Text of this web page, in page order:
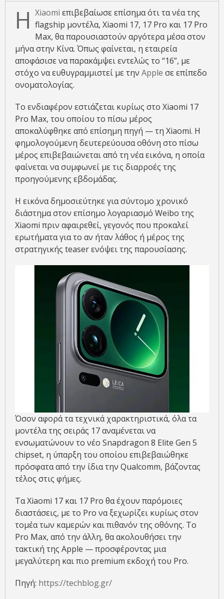
Η Xiaomi επιβεβαίωσε επίσημα ότι τα νέα της
flagship μοντέλα, Xiaomi 17, 17 Pro και 17 Pro
Max, θα παρουσιαστούν αργότερα μέσα στον
μήνα στην Κίνα. Όπως φαίνεται, η εταιρεία
αποφάσισε να παρακάμψει εντελώς το “16”, με
στόχο να ευθυγραμμιστεί με την Apple σε επίπεδο
ονοματολογίας.
Το ενδιαφέρον εστιάζεται κυρίως στο Xiaomi 17
Pro Max, του οποίου το πίσω μέρος
αποκαλύφθηκε από επίσημη πηγή — τη Xiaomi. Η
φημολογούμενη δευτερεύουσα οθόνη στο πίσω
μέρος επιβεβαιώνεται από τη νέα εικόνα, η οποία
φαίνεται να συμφωνεί με τις διαρροές της
προηγούμενης εβδομάδας.
Η εικόνα δημοσιεύτηκε για σύντομο χρονικό
διάστημα στον επίσημο λογαριασμό Weibo της
Xiaomi πριν αφαιρεθεί, γεγονός που προκαλεί
ερωτήματα για το αν ήταν λάθος ή μέρος της
στρατηγικής teaser ενόψει της παρουσίασης.
Όσον αφορά τα τεχνικά χαρακτηριστικά, όλα τα
μοντέλα της σειράς 17 αναμένεται να
ενσωματώνουν το νέο Snapdragon 8 Elite Gen 5
chipset, η ύπαρξη του οποίου επιβεβαιώθηκε
πρόσφατα από την ίδια την Qualcomm, βάζοντας
τέλος στις φήμες.
Τα Xiaomi 17 και 17 Pro θα έχουν παρόμοιες
διαστάσεις, με το Pro να ξεχωρίζει κυρίως στον
τομέα των καμερών και πιθανόν της οθόνης. Το
Pro Max, από την άλλη, θα ακολουθήσει την
τακτική της Apple — προσφέροντας μια
μεγαλύτερη και πιο premium εκδοχή του Pro.
Πηγή: https://techblog.gr/